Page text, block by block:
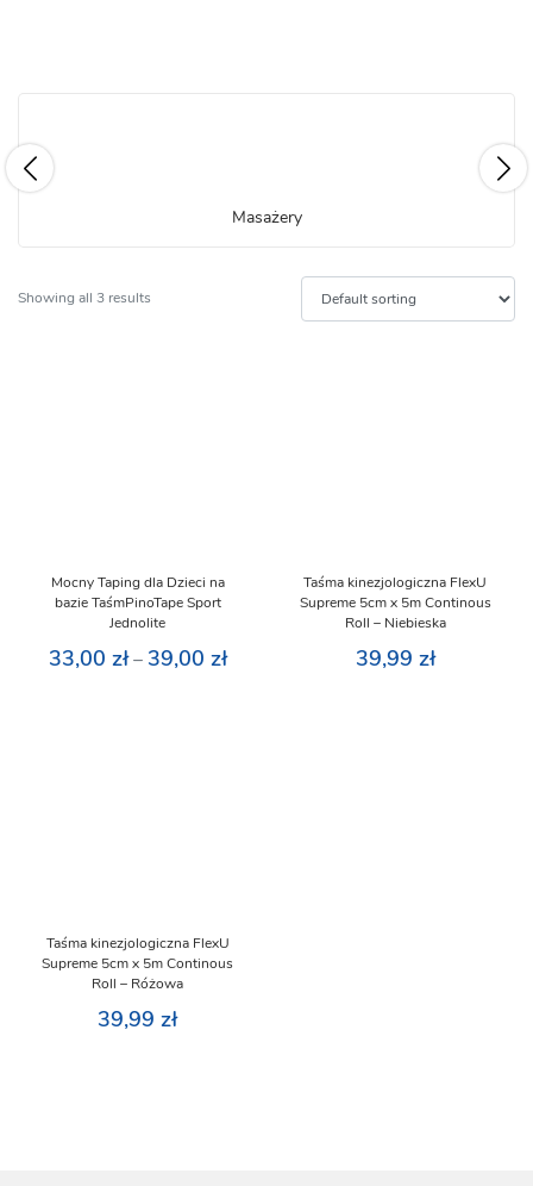
Masażery
Showing all 3 results
Mocny Taping dla Dzieci na
bazie TaśmPinoTape Sport
Jednolite
33,00 zł– 39,00 zł
Taśma kinezjologiczna FlexU
Supreme 5cm x 5m Continous
Roll – Niebieska
39,99 zł
Taśma kinezjologiczna FlexU
Supreme 5cm x 5m Continous
Roll – Różowa
39,99zł